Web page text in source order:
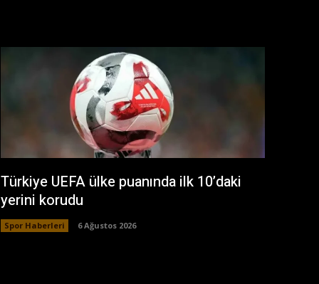
Türkiye UEFA ülke puanında ilk 10’daki
yerini korudu
Spor Haberleri 6 Ağustos 2026